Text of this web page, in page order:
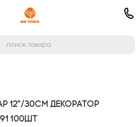
12"/30см Декоратор
100шт